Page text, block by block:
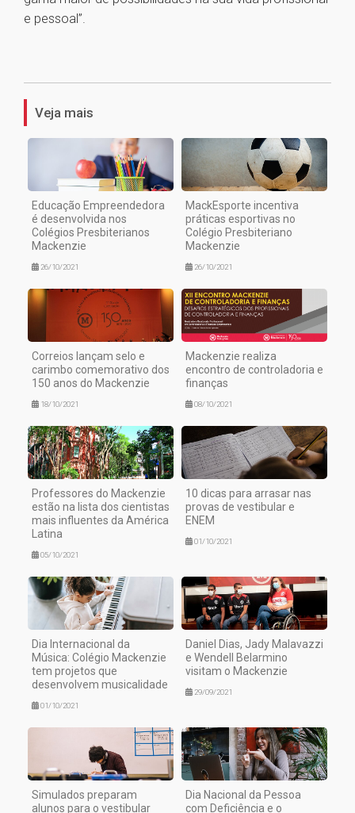
e pessoal”.
Veja mais
Educação Empreendedora
é desenvolvida nos
Colégios Presbiterianos
Mackenzie
26/10/2021
MackEsporte incentiva
práticas esportivas no
Colégio Presbiteriano
Mackenzie
26/10/2021
Correios lançam selo e
carimbo comemorativo dos
150 anos do Mackenzie
18/10/2021
Mackenzie realiza
encontro de controladoria e
finanças
08/10/2021
Professores do Mackenzie
estão na lista dos cientistas
mais influentes da América
Latina
05/10/2021
10 dicas para arrasar nas
provas de vestibular e
ENEM
01/10/2021
Dia Internacional da
Música: Colégio Mackenzie
tem projetos que
desenvolvem musicalidade
01/10/2021
Daniel Dias, Jady Malavazzi
e Wendell Belarmino
visitam o Mackenzie
29/09/2021
Simulados preparam
alunos para o vestibular
Dia Nacional da Pessoa
com Deficiência e o